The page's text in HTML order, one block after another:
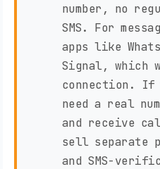
number, no
SMS. For
apps like
Signal, which
connection.
need a real
and receive
sell separate
and SMS-